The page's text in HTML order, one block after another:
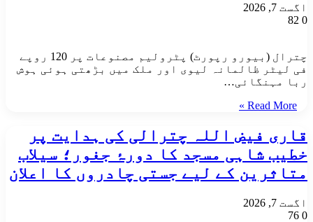
اگست 7, 2026
0
چترال (بیورو رپورٹ) پٹرولیم مصنوعات پر 120 روپے
فی لیٹر ظالمانہ لیوی اور ملک میں بڑھتی ہوئی ہوش
ربا مہنگائی…
Read More »
قاری فیض اللہ چترالی کی ہدایت پر
خطیب شاہی مسجد کا دورۂ جغور؛ سیلاب
متاثرین کے لیے جستی چادروں کا اعلان
اگست 7, 2026
0